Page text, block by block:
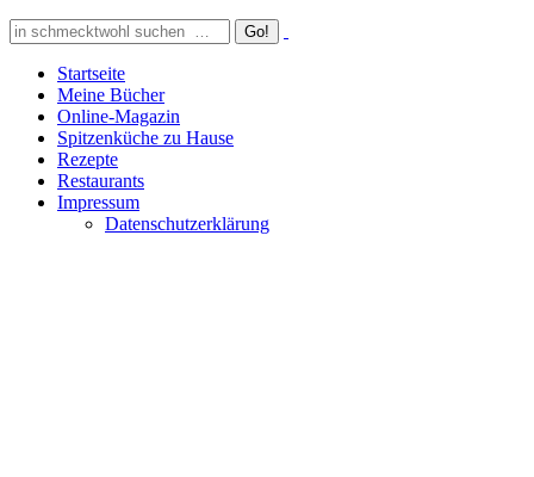
Startseite
Meine Bücher
Online-Magazin
Spitzenküche zu Hause
Rezepte
Restaurants
Impressum
Datenschutzerklärung